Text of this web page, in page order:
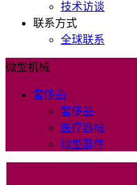
技术访谈
联系方式
全球联系
微型机械
奢侈品
奢侈品
医疗器械
微型部件